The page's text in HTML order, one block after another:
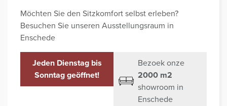
Möchten Sie den Sitzkomfort selbst erleben?
Besuchen Sie unseren Ausstellungsraum in
Enschede
Jeden Dienstag bis
Sonntag geöffnet!
Bezoek onze
2000 m2
showroom in
Enschede